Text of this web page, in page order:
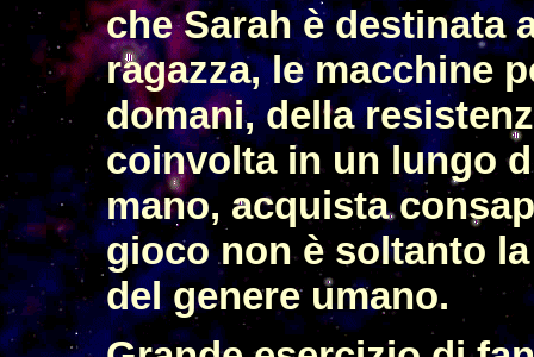
che Sarah è destinata
ragazza, le macchine
domani, della
coinvolta in un lungo
mano, acquista
gioco non è soltanto
del genere umano.